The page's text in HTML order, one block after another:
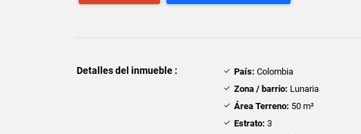
Detalles del inmueble : País: Colombia
Zona / barrio: Lunaria
Área Terreno: 50 m²
Estrato: 3